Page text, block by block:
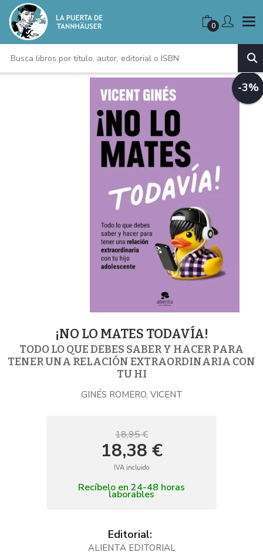
0
-3%
¡NO LO MATES TODAVÍA!
TODO LO QUE DEBES SABER Y HACER PARA
TENER UNA RELACIÓN EXTRAORDINARIA CON
TU HI
GINÉS ROMERO, VICENT
18,95 €
18,38 €
IVA incluido
Recíbelo en 24-48 horas
laborables
Editorial:
ALIENTA EDITORIAL